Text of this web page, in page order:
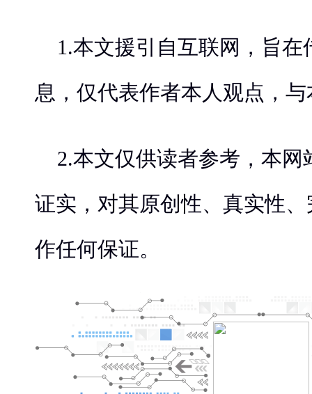
1.本文援引自互联网，旨在
息，仅代表作者本人观点，
2.本文仅供读者参考，本网
证实，对其原创性、真实性
作任何保证。